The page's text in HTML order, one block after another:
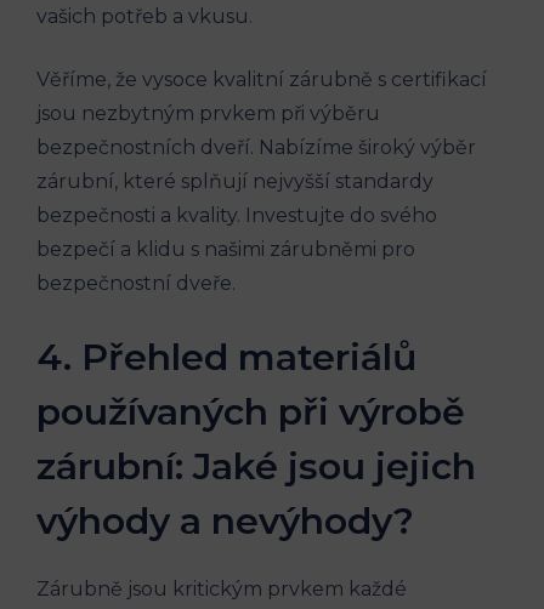
vašich potřeb a vkusu.
Věříme, že vysoce kvalitní zárubně s certifikací
jsou nezbytným prvkem při výběru
bezpečnostních dveří. Nabízíme široký výběr
zárubní, které splňují nejvyšší standardy
bezpečnosti a kvality. Investujte do svého
bezpečí a klidu s našimi zárubněmi pro
bezpečnostní dveře.
4. Přehled materiálů
používaných při výrobě
zárubní: Jaké jsou jejich
výhody a nevýhody?
Zárubně jsou kritickým prvkem každé